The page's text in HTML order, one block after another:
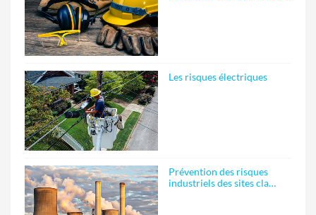
Les risques électriques
Prévention des risques
industriels des sites cla…